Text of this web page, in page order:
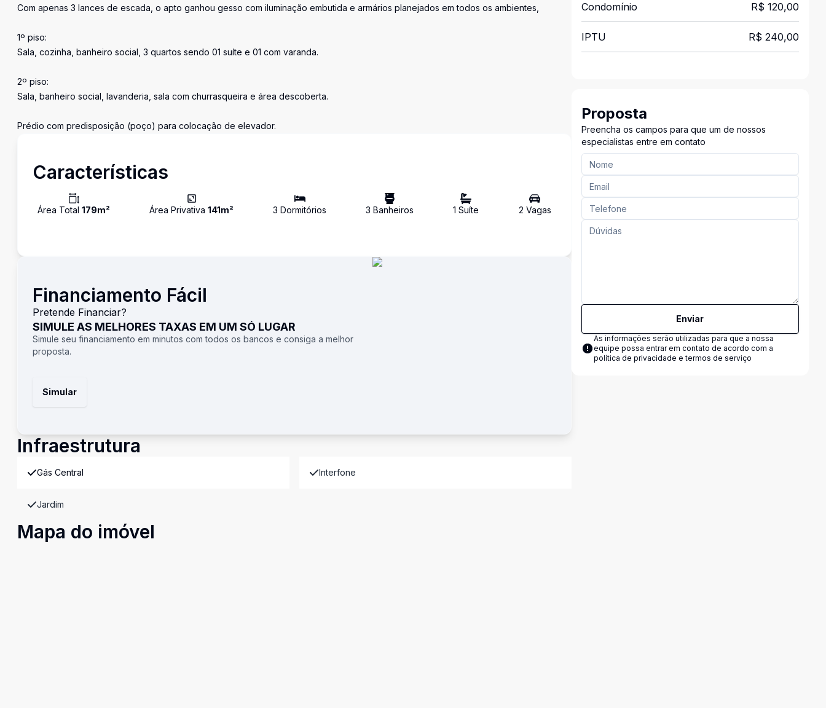
Com apenas 3 lances de escada, o apto ganhou gesso com iluminação embutida e armários planejados em todos os ambientes,
1º piso:
Sala, cozinha, banheiro social, 3 quartos sendo 01 suíte e 01 com varanda.
2º piso:
Sala, banheiro social, lavanderia, sala com churrasqueira e área descoberta.
Prédio com predisposição (poço) para colocação de elevador.
Características
Área Total 179m² Área Privativa141m² 3 Dormitórios 3 Banheiros 1 Suíte 2 Vagas
Financiamento Fácil
Pretende Financiar?
SIMULE AS MELHORES TAXAS EM UM SÓ LUGAR
Simule seu financiamento em minutos com todos os bancos e consiga a melhor
proposta.
Simular
Infraestrutura
Gás Central Interfone
Jardim
Mapa do imóvel
Condomínio R$ 120,00
IPTU R$ 240,00
Proposta
Preencha os campos para que um de nossos
especialistas entre em contato
Enviar
As informações serão utilizadas para que a nossa
equipe possa entrar em contato de acordo com a
política de privacidade e termos de serviço